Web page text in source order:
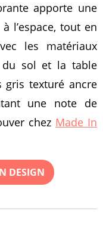
apporte une
l’espace, tout en
les matériaux
sol et la table
gris texturé ancre
une note de
chez Made In
DESIGN